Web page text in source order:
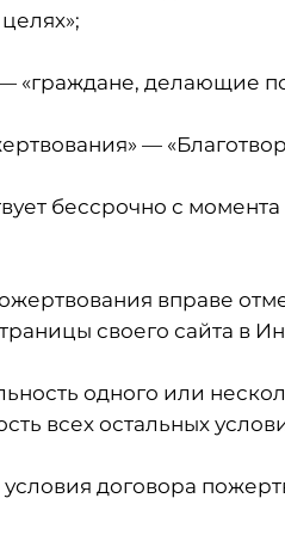
«граждане, делающие
—
бессрочно с
вправе
своего сайта в
одного или
всех остальных
договора